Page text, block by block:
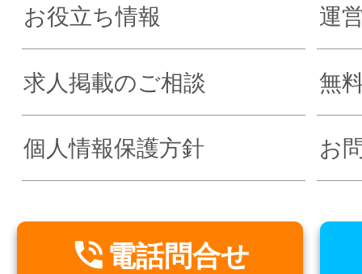
お役立ち情報 運
求人掲載のご相談 無
個人情報保護方針 お
 電話問合せ